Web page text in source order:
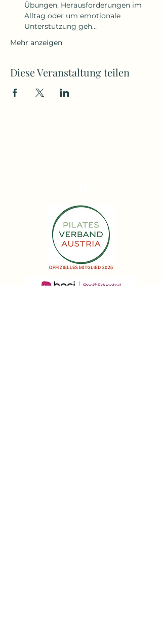
Übungen, Herausforderungen im
Alltag oder um emotionale
Unterstützung geh…
Mehr anzeigen
Diese Veranstaltung teilen